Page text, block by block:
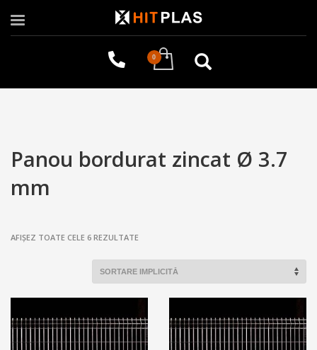
Panou bordurat zincat Ø 3.7
mm
AFIȘEZ TOATE CELE 6 REZULTATE